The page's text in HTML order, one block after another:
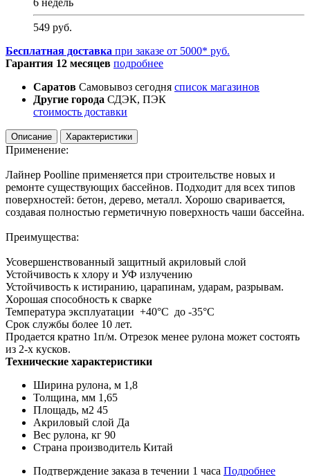
549 руб.
Бесплатная доставка при заказе от 5000* руб.
Гарантия 12 месяцев подробнее
Саратов Самовывоз сегодня список магазинов
Другие города СДЭК, ПЭК
стоимость доставки
Описание Характеристики
Применение:
Лайнер Poolline применяется при строительстве новых и
ремонте существующих бассейнов. Подходит для всех типов
поверхностей: бетон, дерево, металл. Хорошо сваривается,
создавая полностью герметичную поверхность чаши бассейна.
Преимущества:
Усовершенствованный защитный акриловый слой
Устойчивость к хлору и УФ излучению
Устойчивость к истиранию, царапинам, ударам, разрывам.
Хорошая способность к сварке
Температура эксплуатации +40°С до -35°С
Срок службы более 10 лет.
Продается кратно 1п/м. Отрезок менее рулона может состоять
из 2-х кусков.
Технические характеристики
Ширина рулона, м 1,8
Толщина, мм 1,65
Площадь, м2 45
Акриловый слой Да
Вес рулона, кг 90
Страна производитель Китай
Подтверждение заказа в течении 1 часа Подробнее